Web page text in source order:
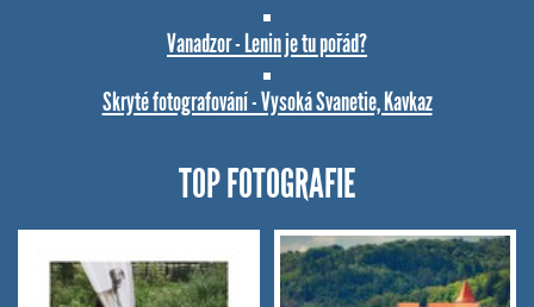
Vanadzor - Lenin je tu pořád?
Skryté fotografování - Vysoká Svanetie, Kavkaz
TOP FOTOGRAFIE